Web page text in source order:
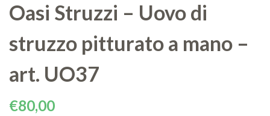
Oasi Struzzi – Uovo di
struzzo pitturato a mano –
art. UO37
€80,00